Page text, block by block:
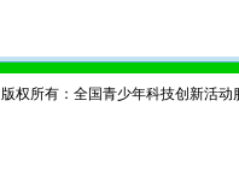
版权所有：全国青少年科技创新活